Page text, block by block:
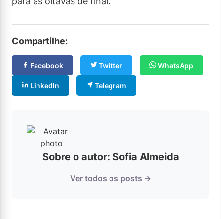
Compartilhe:
Facebook Twitter WhatsApp
LinkedIn Telegram
Sobre o autor: Sofia Almeida
Ver todos os posts →